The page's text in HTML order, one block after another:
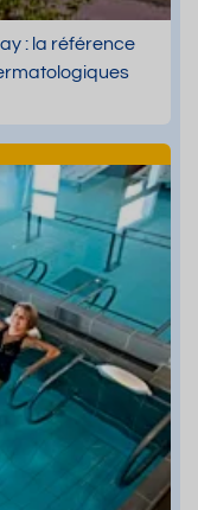
: la référence